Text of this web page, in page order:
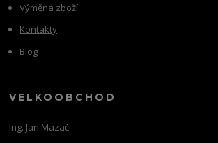
Výměna zboží
Kontakty
Blog
VELKOOBCHOD
Ing. Jan Mazač